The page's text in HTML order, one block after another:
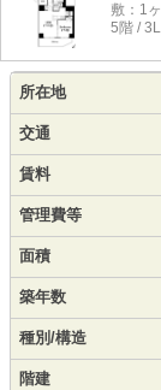
敷：1
5階 /
所在地
交通
賃料
管理費等
面積
築年数
種別/構造
階建